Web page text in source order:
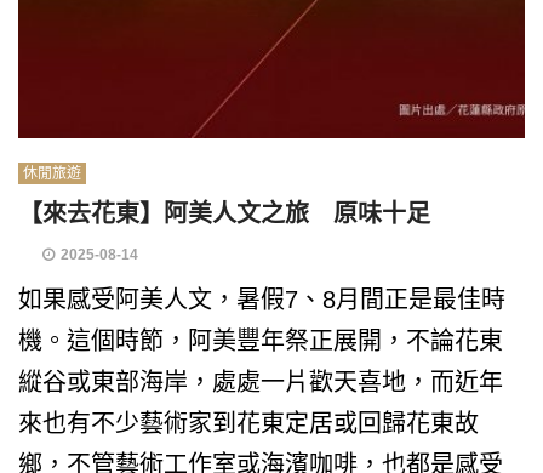
休閒旅遊
【來去花東】阿美人文之旅 原味十足
2025-08-14
如果感受阿美人文，暑假7、8月間正是最佳時
機。這個時節，阿美豐年祭正展開，不論花東
縱谷或東部海岸，處處一片歡天喜地，而近年
來也有不少藝術家到花東定居或回歸花東故
鄉，不管藝術工作室或海濱咖啡，也都是感受